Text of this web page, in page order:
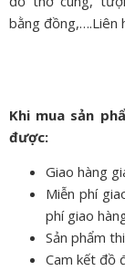
bằng đồng,….Liên
Khi mua sản
được:
Giao hàng
Miễn phí
phí giao
Sản phẩm
Cam kết đồ